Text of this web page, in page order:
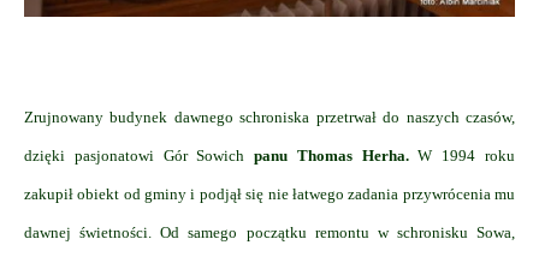
Zrujnowany budynek dawnego schroniska przetrwał do naszych czasów,
dzięki pasjonatowi Gór Sowichpanu Thomas Herha.W 1994 roku
zakupił obiekt od gminy i podjął się nie łatwego zadania przywrócenia mu
dawnej świetności. Od samego początku remontu w schronisku Sowa,